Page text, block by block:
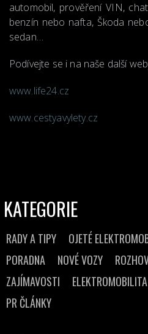
automobil, prověření VIN,
benzín nebo nafta, Škoda
sedan…
Podívejte se i na naše další
www.life24.cz
www.cestyavylety.cz
KATEGORIE
RADY A TIPY OJETÉ
PORADNA
NOVÉ VOZY
ZAJÍMAVOSTI
ELEKTROMOBILITA
PR ČLÁNKY